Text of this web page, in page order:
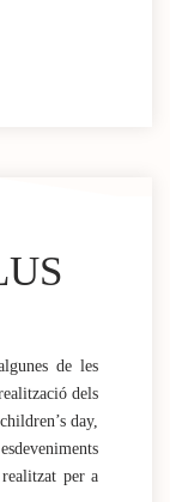
de les
dels
day,
per a